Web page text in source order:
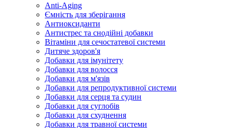
Anti-Aging
Ємність для зберігання
Антиоксиданти
Антистрес та снодійні добавки
Вітаміни для сечостатевої системи
Дитяче здоров'я
Добавки для імунітету
Добавки для волосся
Добавки для м'язів
Добавки для репродуктивної системи
Добавки для серця та судин
Добавки для суглобів
Добавки для схуднення
Добавки для травної системи